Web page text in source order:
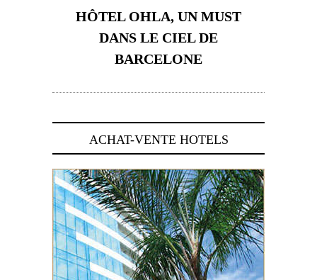
HÔTEL OHLA, UN MUST
DANS LE CIEL DE
BARCELONE
ACHAT-VENTE HOTELS